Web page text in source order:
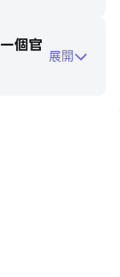
子的Minimap
個官 展開